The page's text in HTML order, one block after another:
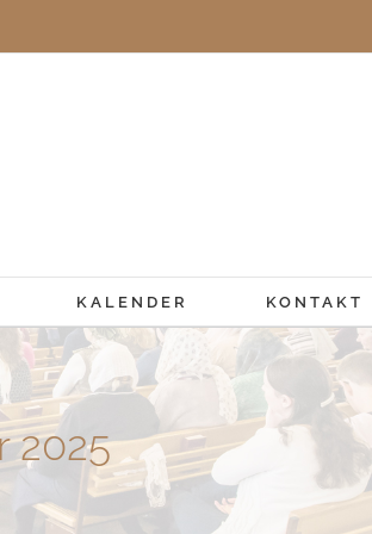
KALENDER KONTAKT
2025